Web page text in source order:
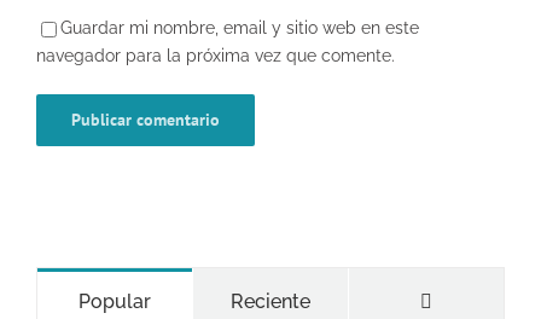
Guardar mi nombre, email y sitio web en este
navegador para la próxima vez que comente.
Popular Reciente